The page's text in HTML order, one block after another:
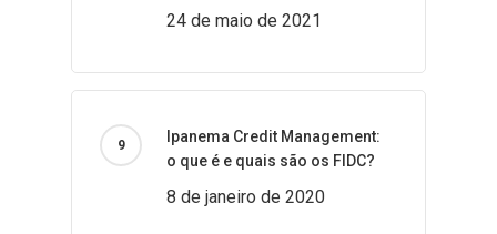
24 de maio de 2021
Ipanema Credit Management:
o que é e quais são os FIDC?
8 de janeiro de 2020